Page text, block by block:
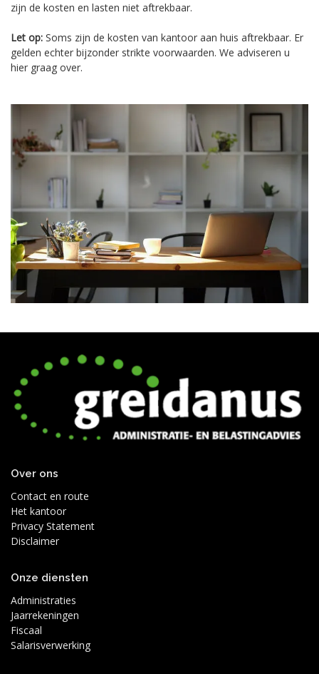
zijn de kosten en lasten niet aftrekbaar.
Let op: Soms zijn de kosten van kantoor aan huis aftrekbaar. Er
gelden echter bijzonder strikte voorwaarden. We adviseren u
hier graag over.
Over ons
Contact en route
Het kantoor
Privacy Statement
Disclaimer
Onze diensten
Administraties
Jaarrekeningen
Fiscaal
Salarisverwerking